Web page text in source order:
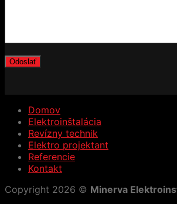
Domov
Elektroinštalácia
Revízny technik
Elektro projektant
Referencie
Kontakt
Copyright 2026 © Minerva